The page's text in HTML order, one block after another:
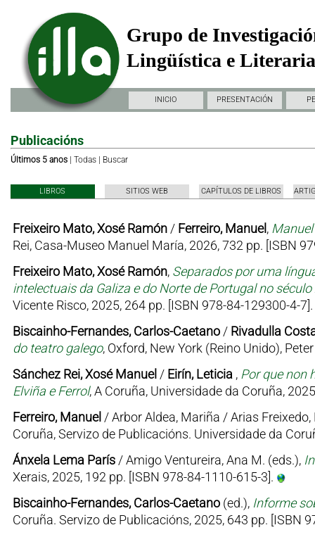
Grupo de
Lingüística e
INICIO PRESENTACIÓN
Publicacións
Últimos 5 anos| Todas| Buscar
LIBROS SITIOS WEB CAPÍTULOS DE LIBROS
Freixeiro Mato, Xosé Ramón/ Ferreiro, Manuel,
Rei, Casa-Museo Manuel María, 2026, 732 pp. [ISBN
Freixeiro Mato, Xosé Ramón, Separados por uma
intelectuais da Galiza e do Norte de Portugal no
Vicente Risco, 2025, 264 pp. [ISBN 978-84-129300-4-7].
Biscainho-Fernandes, Carlos-Caetano/ Rivadulla
do teatro galego, Oxford, New York (Reino Unido),
Sánchez Rei, Xosé Manuel / Eirín, Leticia , Por que non
Elviña e Ferrol, A Coruña, Universidade da Coruña,
Ferreiro, Manuel / Arbor Aldea, Mariña / Arias
Coruña, Servizo de Publicacións. Universidade da
Ánxela Lema París/ Amigo Ventureira, Ana M. (eds.),
Xerais, 2025, 192 pp. [ISBN 978-84-1110-615-3].
Biscainho-Fernandes, Carlos-Caetano(ed.), Informe
Coruña. Servizo de Publicacións, 2025, 643 pp.